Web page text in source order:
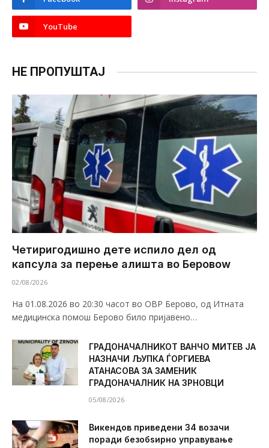
YouTube
НЕ ПРОПУШТАЈ
Четиригодишно дете испило дел од
капсула за перење алишта во Беровоw
02/08/2026
На 01.08.2026 во 20:30 часот во ОВР Берово, од Итната
медицинска помош Берово било пријавено…
ГРАДОНАЧАЛНИКОТ ВАНЧО МИТЕВ ЈА
НАЗНАЧИ ЉУПКА ЃОРГИЕВА
АТАНАСОВА ЗА ЗАМЕНИК
ГРАДОНАЧАЛНИК НА ЗРНОВЦИ
05/08/2026
Викендов приведени 34 возачи
поради безобѕирно управување